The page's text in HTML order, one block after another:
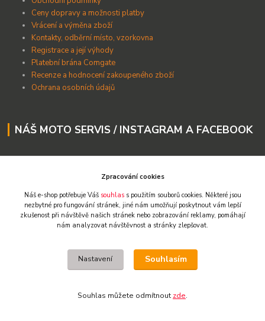
Ceny dopravy a možnosti platby
Vrácení a výměna zboží
Kontakty, odběrní místo, vzorkovna
Registrace a její výhody
Platební brána Comgate
Recenze a hodnocení zakoupeného zboží
Ochrana osobních údajů
NÁŠ MOTO SERVIS / INSTAGRAM A FACEBOOK
Zpracování cookies
Náš e-shop potřebuje Váš souhlass použitím souborů cookies. Některé jsou
nezbytné pro fungování stránek, jiné nám umožňují poskytnout vám lepší
zkušenost při návštěvě našich stránek nebo zobrazování reklamy, pomáhají
nám analyzovat návštěvnost a stránky zlepšovat.
Nastavení Souhlasím
Souhlas můžete odmítnout zde.